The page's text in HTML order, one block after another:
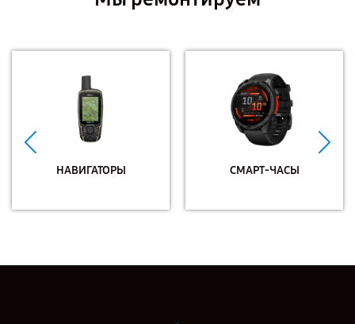
НАВИГАТОРЫ СМАРТ-ЧАСЫ